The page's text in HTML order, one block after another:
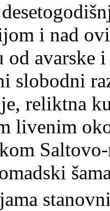
i nad
od avarske
slobodni
reliktna
livenim